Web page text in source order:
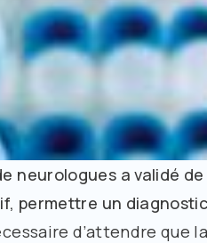
neurologues a validé
permettre un
d’attendre que